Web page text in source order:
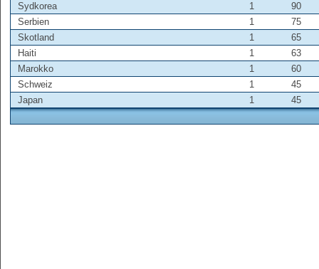
Sydkorea
1
90
Serbien
1
75
Skotland
1
65
Haiti
1
63
Marokko
1
60
Schweiz
1
45
Japan
1 45